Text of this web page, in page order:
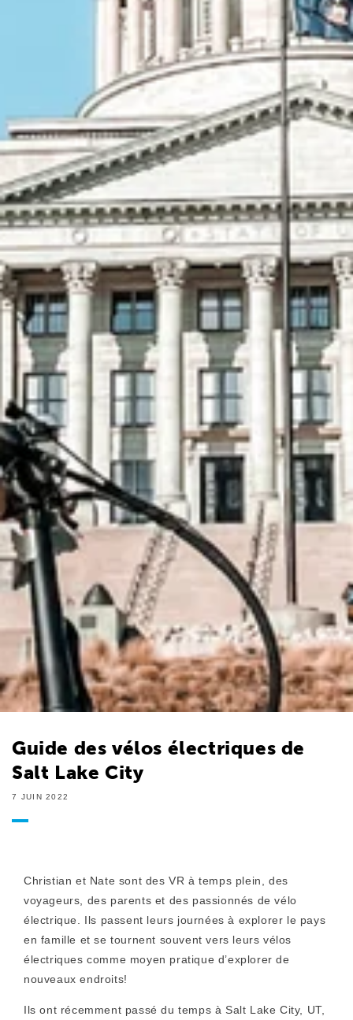
Guide des vélos électriques de
Salt Lake City
7 JUIN 2022
Christian et Nate sont des VR à temps plein, des
voyageurs, des parents et des passionnés de vélo
électrique. Ils passent leurs journées à explorer le pays
en famille et se tournent souvent vers leurs vélos
électriques comme moyen pratique d’explorer de
nouveaux endroits!
Ils ont récemment passé du temps à Salt Lake City, UT,